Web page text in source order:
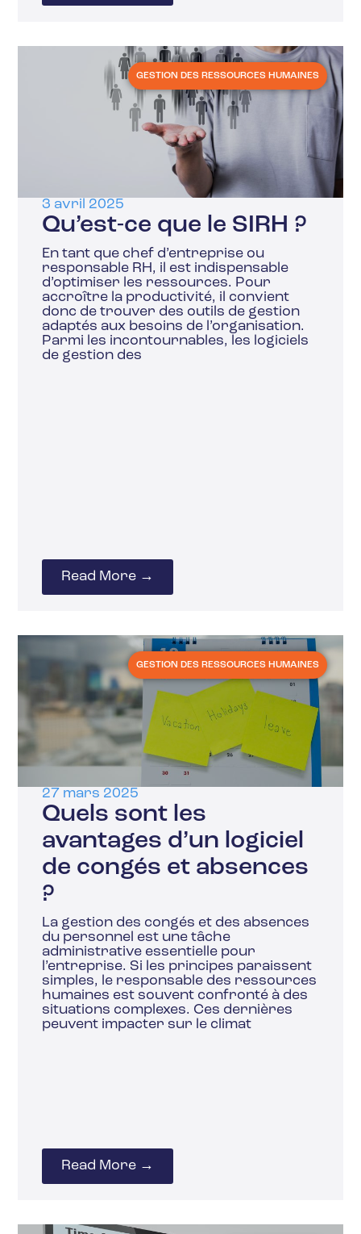
GESTION DES RESSOURCES HUMAINES
3 avril 2025
Qu’est-ce que le SIRH ?
En tant que chef d’entreprise ou
responsable RH, il est indispensable
d’optimiser les ressources. Pour
accroître la productivité, il convient
donc de trouver des outils de gestion
adaptés aux besoins de l’organisation.
Parmi les incontournables, les logiciels
de gestion des
Read More →
GESTION DES RESSOURCES HUMAINES
27 mars 2025
Quels sont les
avantages d’un logiciel
de congés et absences
?
La gestion des congés et des absences
du personnel est une tâche
administrative essentielle pour
l’entreprise. Si les principes paraissent
simples, le responsable des ressources
humaines est souvent confronté à des
situations complexes. Ces dernières
peuvent impacter sur le climat
Read More →